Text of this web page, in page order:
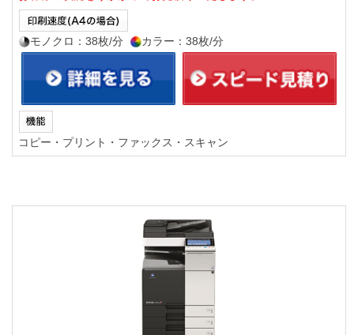
モノクロ：38枚/分 カラー：38枚/分
コピー・プリント・ファックス・スキャン